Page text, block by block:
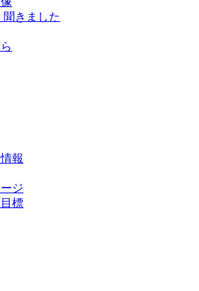
聞きました
報
ジ
標